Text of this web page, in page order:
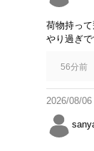
荷物持っ
やり過ぎで
56分前
2026/08/06